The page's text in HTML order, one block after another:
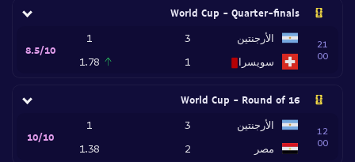
World Cup - Quarter-finals
21
00
الأرجنتين
سويسرا
3
1
1
1.78
8.5/10
World Cup - Round of 16
12
00
الأرجنتين
مصر
3
2
1
1.38
10/10